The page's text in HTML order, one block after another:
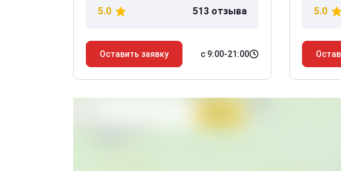
5.0 513 отзыва
Оставить заявку с 9:00-21:00
5.0